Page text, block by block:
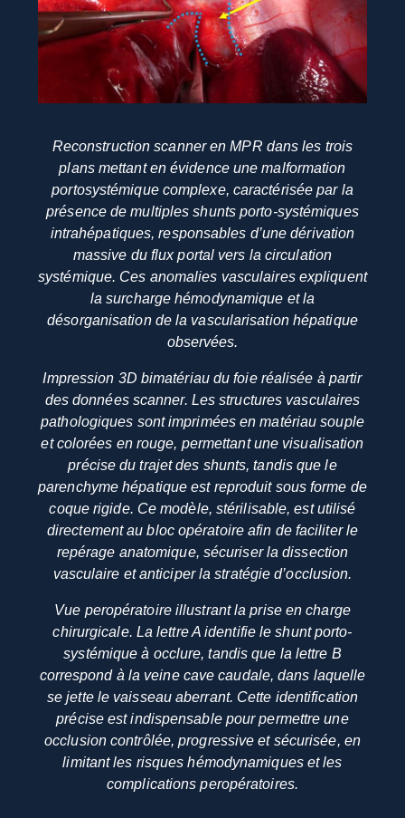
Reconstruction scanner en MPR dans les trois
plans mettant en évidence une malformation
portosystémique complexe, caractérisée par la
présence de multiples shunts porto-systémiques
intrahépatiques, responsables d’une dérivation
massive du flux portal vers la circulation
systémique. Ces anomalies vasculaires expliquent
la surcharge hémodynamique et la
désorganisation de la vascularisation hépatique
observées.
Impression 3D bimatériau du foie réalisée à partir
des données scanner. Les structures vasculaires
pathologiques sont imprimées en matériau souple
et colorées en rouge, permettant une visualisation
précise du trajet des shunts, tandis que le
parenchyme hépatique est reproduit sous forme de
coque rigide. Ce modèle, stérilisable, est utilisé
directement au bloc opératoire afin de faciliter le
repérage anatomique, sécuriser la dissection
vasculaire et anticiper la stratégie d’occlusion.
Vue peropératoire illustrant la prise en charge
chirurgicale. La lettre A identifie le shunt porto-
systémique à occlure, tandis que la lettre B
correspond à la veine cave caudale, dans laquelle
se jette le vaisseau aberrant. Cette identification
précise est indispensable pour permettre une
occlusion contrôlée, progressive et sécurisée, en
limitant les risques hémodynamiques et les
complications peropératoires.